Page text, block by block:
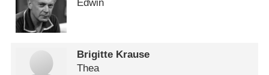
Edwin
Brigitte Krause
Thea